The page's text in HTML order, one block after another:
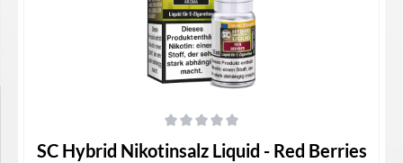
SC Hybrid Nikotinsalz Liquid - Red Berries